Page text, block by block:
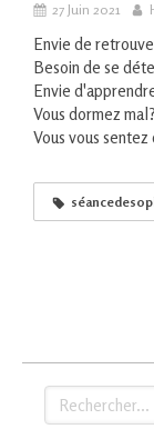
27 Juin 2021
Envie de
Besoin de se
Envie
Vous dormez mal?
Vous vous
Rechercher